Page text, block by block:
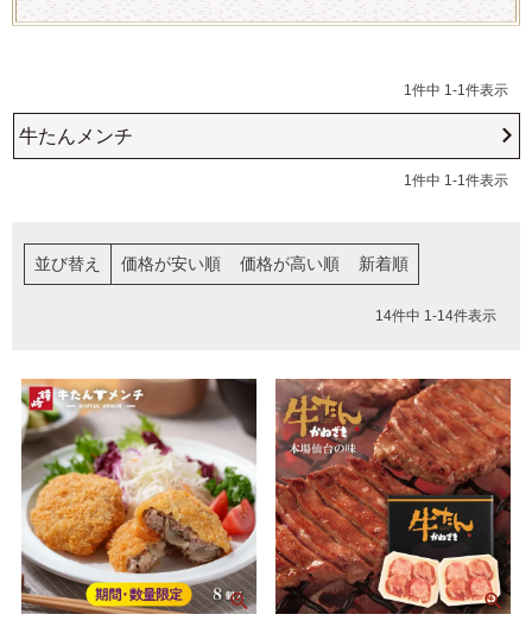
5,001円以上 4,001円～5,000円
1,001円～2,000円 1,000円以下
1 件中 1 -1 件表示
牛たんメンチ
1 件中 1 -1 件表示
並び替え 価格が安い順 価格が高い順 新着順
14件中 1 -14件表示